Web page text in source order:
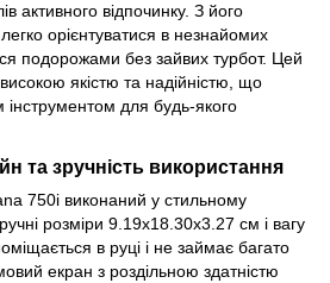
активного відпочинку. З його
орієнтуватися в незнайомих
подорожами без зайвих турбот. Цей
високою якістю та надійністю, що
інструментом для будь-якого
та зручність використання
750i виконаний у стильному
розміри 9.19x18.30x3.27 см і вагу
в руці і не займає багато
екран з роздільною здатністю